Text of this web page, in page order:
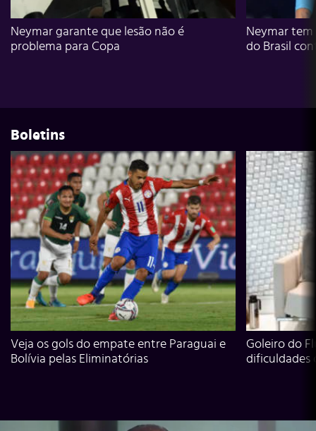
Neymar garante que lesão não é
problema para Copa
Neymar
do Brasil
Boletins
Veja os gols do empate entre Paraguai e
Bolívia pelas Eliminatórias
Goleiro do
dificuldades